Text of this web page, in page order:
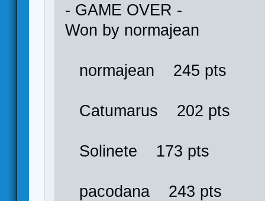
- GAME OVER -
Won by normajean
normajean 245 pts
Catumarus 202 pts
Solinete 173 pts
pacodana 243 pts